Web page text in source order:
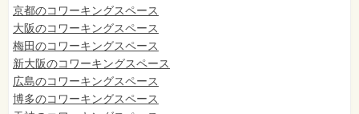
京都のコワーキングスペース
大阪のコワーキングスペース
梅田のコワーキングスペース
新大阪のコワーキングスペース
広島のコワーキングスペース
博多のコワーキングスペース